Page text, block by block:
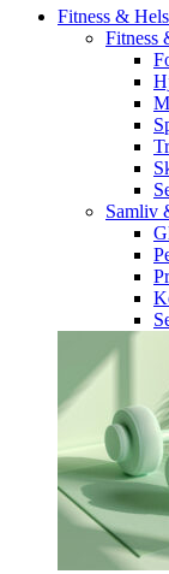
Fitness &
Fitness
Samliv